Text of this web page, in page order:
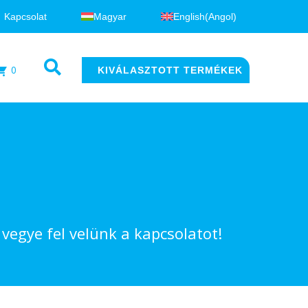
Kapcsolat Magyar English(Angol)
0 KIVÁLASZTOTT TERMÉKEK
fel velünk a kapcsolatot!​